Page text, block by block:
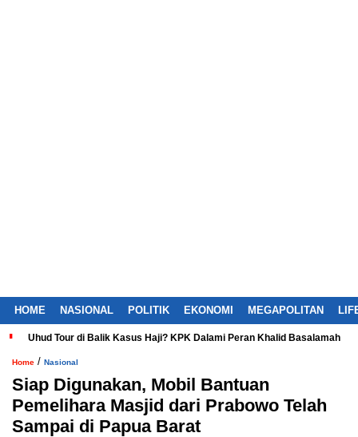
HOME NASIONAL POLITIK EKONOMI MEGAPOLITAN
Uhud Tour di Balik Kasus Haji? KPK Dalami Peran Khalid Basalamah
Home / Nasional
Siap Digunakan, Mobil Bantuan
Pemelihara Masjid dari Prabowo Telah
Sampai di Papua Barat